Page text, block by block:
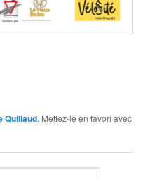
Quillaud. Mettez-le en favori avec